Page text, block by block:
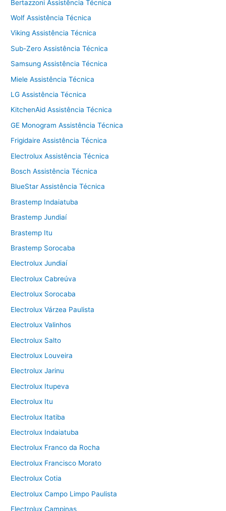
Bertazzoni Assistência Técnica
Wolf Assistência Técnica
Viking Assistência Técnica
Sub-Zero Assistência Técnica
Samsung Assistência Técnica
Miele Assistência Técnica
LG Assistência Técnica
KitchenAid Assistência Técnica
GE Monogram Assistência Técnica
Frigidaire Assistência Técnica
Electrolux Assistência Técnica
Bosch Assistência Técnica
BlueStar Assistência Técnica
Brastemp Indaiatuba
Brastemp Jundiaí
Brastemp Itu
Brastemp Sorocaba
Electrolux Jundiaí
Electrolux Cabreúva
Electrolux Sorocaba
Electrolux Várzea Paulista
Electrolux Valinhos
Electrolux Salto
Electrolux Louveira
Electrolux Jarinu
Electrolux Itupeva
Electrolux Itu
Electrolux Itatiba
Electrolux Indaiatuba
Electrolux Franco da Rocha
Electrolux Francisco Morato
Electrolux Cotia
Electrolux Campo Limpo Paulista
Electrolux Campinas